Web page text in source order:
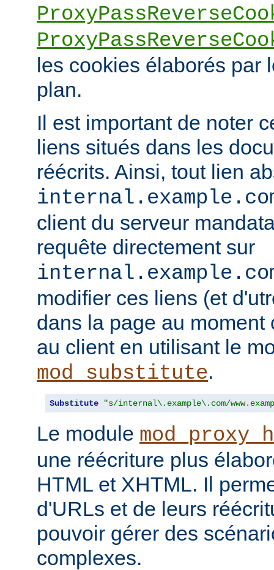
les cookies élaborés par
plan.
Il est important de noter
liens situés dans les
réécrits. Ainsi, tout lien
client du serveur
requête directement sur
modifier ces liens (et
dans la page au moment
au client en utilisant le
mod_substitute.
Substitute "s/internal\.example\.com/
Le module
une réécriture plus
HTML et XHTML. Il
d'URLs et de leurs
pouvoir gérer des
complexes.